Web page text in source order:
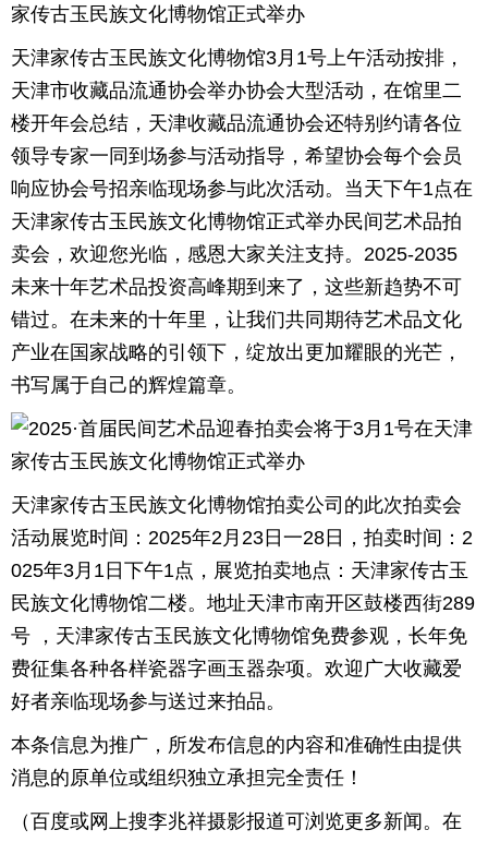
天津家传古玉民族文化博物馆3月1号上午活动按排，
天津市收藏品流通协会举办协会大型活动，在馆里二
楼开年会总结，天津收藏品流通协会还特别约请各位
领导专家一同到场参与活动指导，希望协会每个会员
响应协会号招亲临现场参与此次活动。当天下午1点在
天津家传古玉民族文化博物馆正式举办民间艺术品拍
卖会，欢迎您光临，感恩大家关注支持。2025-2035
未来十年艺术品投资高峰期到来了，这些新趋势不可
错过。在未来的十年里，让我们共同期待艺术品文化
产业在国家战略的引领下，绽放出更加耀眼的光芒，
书写属于自己的辉煌篇章。
天津家传古玉民族文化博物馆拍卖公司的此次拍卖会
活动展览时间：2025年2月23日一28日，拍卖时间：2
025年3月1日下午1点，展览拍卖地点：天津家传古玉
民族文化博物馆二楼。地址天津市南开区鼓楼西街289
号 ，天津家传古玉民族文化博物馆免费参观，长年免
费征集各种各样瓷器字画玉器杂项。欢迎广大收藏爱
好者亲临现场参与送过来拍品。
本条信息为推广，所发布信息的内容和准确性由提供
消息的原单位或组织独立承担完全责任！
（百度或网上搜李兆祥摄影报道可浏览更多新闻。在